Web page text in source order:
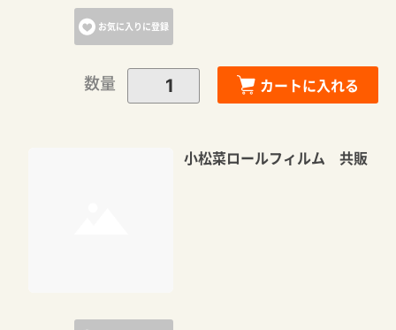
お気に入りに登録
数量 カートに入れる
小松菜ロールフィルム 共販